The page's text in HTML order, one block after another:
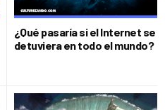
¿Qué pasaría si el Internet se
detuviera en todo el mundo?